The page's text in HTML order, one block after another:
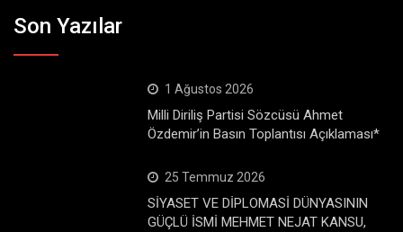
Son Yazılar
1 Ağustos 2026
Milli Diriliş Partisi Sözcüsü Ahmet
Özdemir’in Basın Toplantısı Açıklaması*
25 Temmuz 2026
SİYASET VE DİPLOMASİ DÜNYASININ
GÜÇLÜ İSMİ MEHMET NEJAT KANSU,